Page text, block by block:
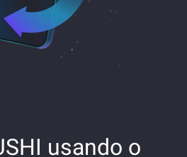
usando o